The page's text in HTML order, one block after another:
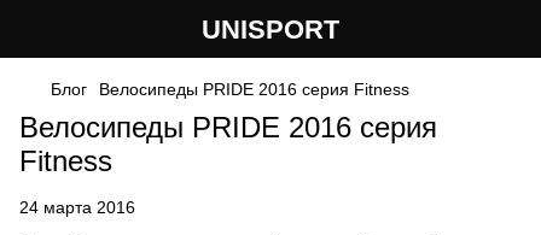
UNISPORT
Блог Велосипеды PRIDE 2016 серия Fitness
Велосипеды PRIDE 2016 серия
Fitness
24 марта 2016